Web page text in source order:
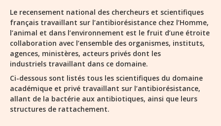
Le recensement national des chercheurs et scientifiques
français travaillant sur l’antibiorésistance chez l’Homme,
l’animal et dans l’environnement est le fruit d’une étroite
collaboration avec l’ensemble des organismes, instituts,
agences, ministères, acteurs privés dont les
industriels travaillant dans ce domaine.
Ci-dessous sont listés tous les scientifiques du domaine
académique et privé travaillant sur l’antibiorésistance,
allant de la bactérie aux antibiotiques, ainsi que leurs
structures de rattachement.